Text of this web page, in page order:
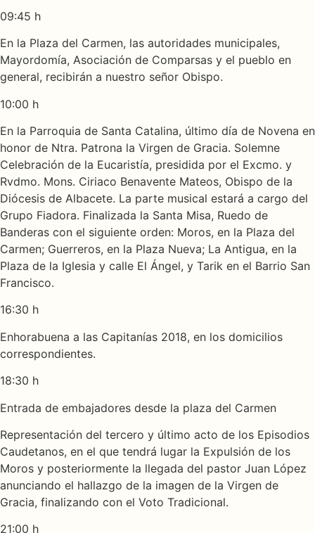
09:45 h
En la Plaza del Carmen, las autoridades municipales,
Mayordomía, Asociación de Comparsas y el pueblo en
general, recibirán a nuestro señor Obispo.
10:00 h
En la Parroquia de Santa Catalina, último día de Novena en
honor de Ntra. Patrona la Virgen de Gracia. Solemne
Celebración de la Eucaristía, presidida por el Excmo. y
Rvdmo. Mons. Ciriaco Benavente Mateos, Obispo de la
Diócesis de Albacete. La parte musical estará a cargo del
Grupo Fiadora. Finalizada la Santa Misa, Ruedo de
Banderas con el siguiente orden: Moros, en la Plaza del
Carmen; Guerreros, en la Plaza Nueva; La Antigua, en la
Plaza de la Iglesia y calle El Ángel, y Tarik en el Barrio San
Francisco.
16:30 h
Enhorabuena a las Capitanías 2018, en los domicilios
correspondientes.
18:30 h
Entrada de embajadores desde la plaza del Carmen
Representación del tercero y último acto de los Episodios
Caudetanos, en el que tendrá lugar la Expulsión de los
Moros y posteriormente la llegada del pastor Juan López
anunciando el hallazgo de la imagen de la Virgen de
Gracia, finalizando con el Voto Tradicional.
21:00 h